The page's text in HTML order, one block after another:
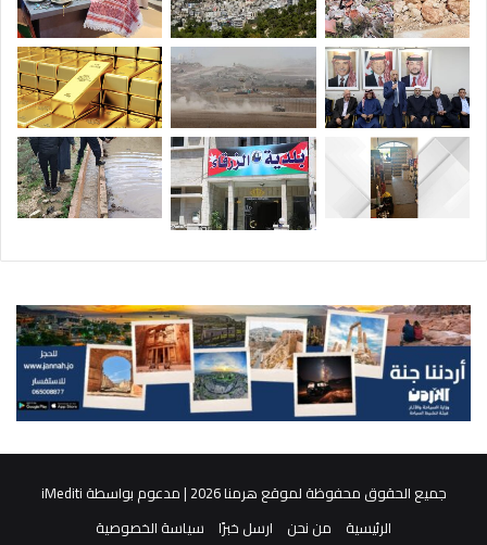
جميع الحقوق محفوظة لموقع هرمنا 2026 | مدعوم بواسطة
iMediti
الرئيسية
من نحن ارسل خبرًا سياسة الخصوصية